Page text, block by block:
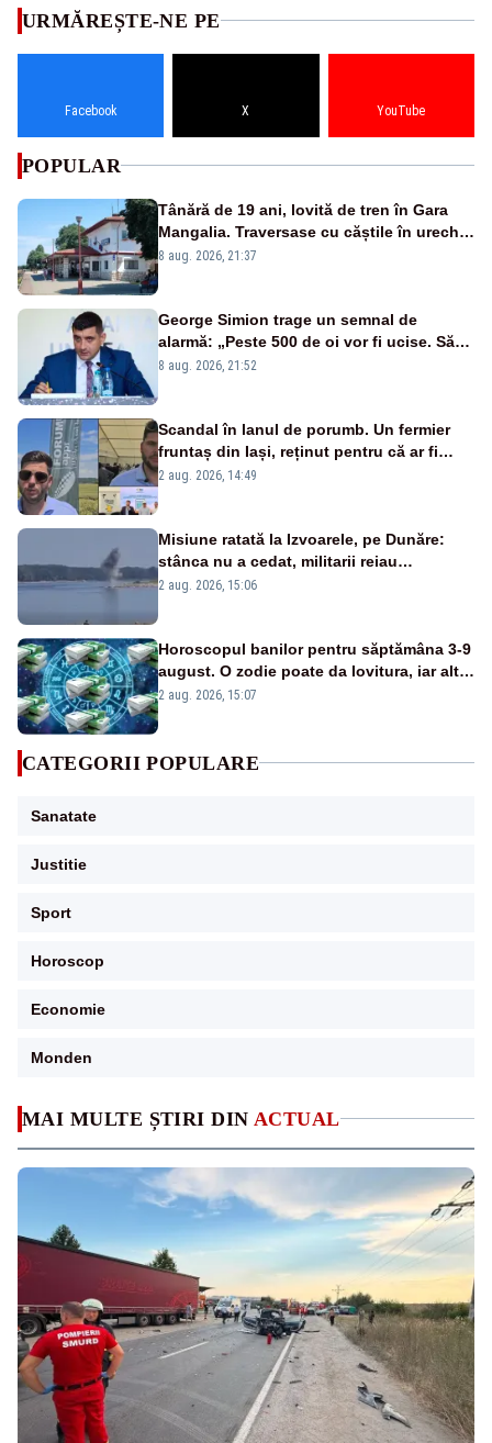
MAI MULTE ȘTIRI DIN ACTUAL
URMĂREȘTE-NE PE
Facebook X YouTube
POPULAR
Tânără de 19 ani, lovită de tren în Gara
Mangalia. Traversase cu căștile în urechi
liniile printr-un loc nepermis
8 aug. 2026, 21:37
George Simion trage un semnal de
alarmă: „Peste 500 de oi vor fi ucise. Să
vedem dacă ciobanii vor fi despăgubiți”
8 aug. 2026, 21:52
Scandal în lanul de porumb. Un fermier
fruntaș din Iași, reținut pentru că ar fi
bătut un bărbat prins la furat
2 aug. 2026, 14:49
Misiune ratată la Izvoarele, pe Dunăre:
stânca nu a cedat, militarii reiau
detonările luni – VIDEO
2 aug. 2026, 15:06
Horoscopul banilor pentru săptămâna 3-9
august. O zodie poate da lovitura, iar alta
riscă să piardă bani dintr-o decizie pripită
2 aug. 2026, 15:07
CATEGORII POPULARE
Sanatate
Justitie
Sport
Horoscop
Economie
Monden